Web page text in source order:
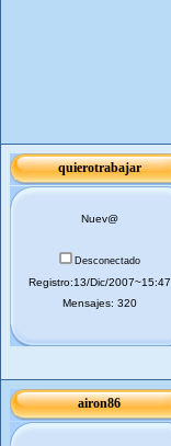
quierotrabajar
Nuev@
Desconectado
Registro:13/Dic/2007~15:47
Mensajes: 320
airon86